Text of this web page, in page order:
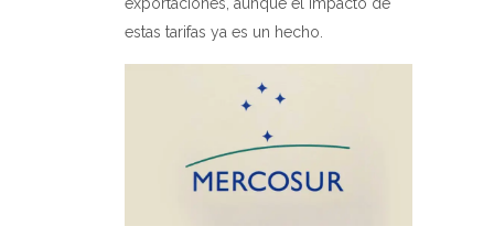
estas tarifas ya es un hecho.